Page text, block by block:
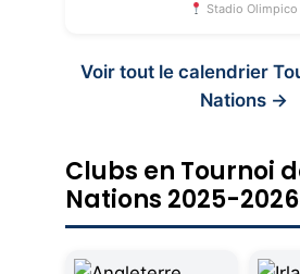
Stadio Olimpico
Voir tout le calendrier
Nations →
Clubs en Tournoi
Nations 2025-2026